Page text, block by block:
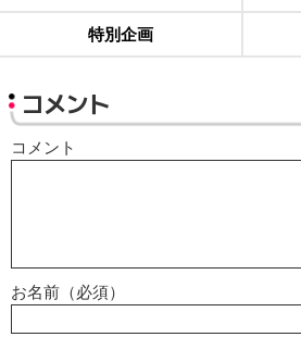
特別企画
コメント
コメント
お名前（必須）